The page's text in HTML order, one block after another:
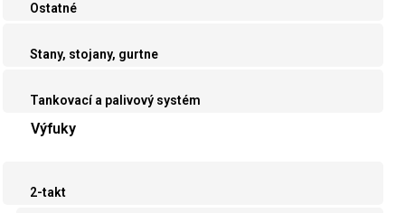
Ostatné
Stany, stojany, gurtne
Tankovací a palivový systém
Výfuky
2-takt